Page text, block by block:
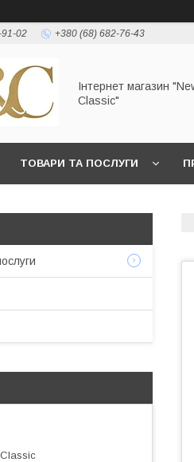
02 +380 (68) 682-76-43
Інтернет магазин
Classic"
ТОВАРИ ТА ПОСЛУГИ